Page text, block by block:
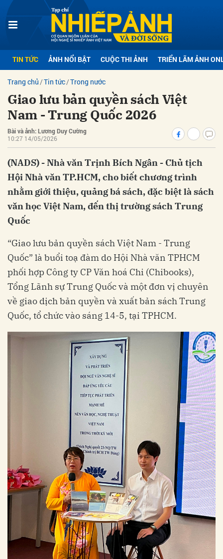
TIN TỨC ẢNH NỔI BẬT CUỘC THI ẢNH TRIỂN LÃM ẢNH
Trang chủ Tin tức Trong nước
Giao lưu bản quyền sách Việt
Nam - Trung Quốc 2026
Bài và ảnh: Lương Duy Cường
10:27 14/05/2026
(NADS) - Nhà văn Trịnh Bích Ngân - Chủ tịch
Hội Nhà văn TP.HCM, cho biết chương trình
nhằm giới thiệu, quảng bá sách, đặc biệt là sách
văn học Việt Nam, đến thị trường sách Trung
Quốc
“Giao lưu bản quyền sách Việt Nam - Trung
Quốc” là buổi toạ đàm do Hội Nhà văn TPHCM
phối hợp Công ty CP Văn hoá Chi (Chibooks),
Tổng Lãnh sự Trung Quốc và một đơn vị chuyên
về giao dịch bản quyền và xuất bản sách Trung
Quốc, tổ chức vào sáng 14-5, tại TPHCM.
luận
Hủy